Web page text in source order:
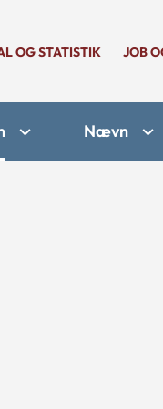
OG STATISTIK JOB
Nævn